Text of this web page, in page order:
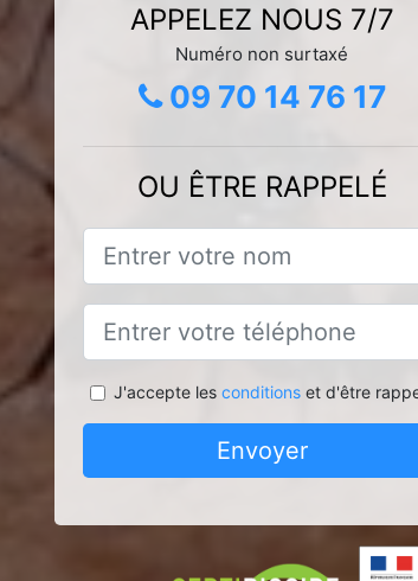
APPELEZ NOUS 7/7
Numéro non surtaxé
09 70 14 76 17
OU ÊTRE RAPPELÉ
J'accepte les conditionset d'être
Envoyer